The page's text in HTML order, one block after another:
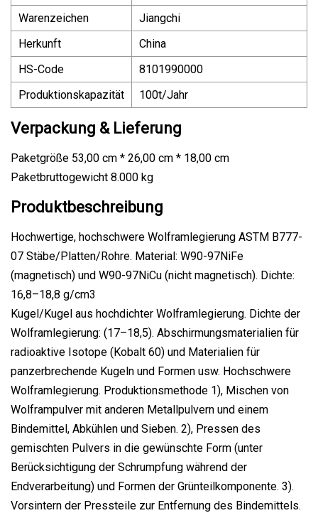
Warenzeichen
Jiangchi
Herkunft
China
HS-Code
8101990000
Produktionskapazität
100t/Jahr
Verpackung & Lieferung
Paketgröße 53,00 cm * 26,00 cm * 18,00 cm
Paketbruttogewicht 8.000 kg
Produktbeschreibung
Hochwertige, hochschwere Wolframlegierung ASTM B777-
07 Stäbe/Platten/Rohre. Material: W90-97NiFe
(magnetisch) und W90-97NiCu (nicht magnetisch). Dichte:
16,8–18,8 g/cm3
Kugel/Kugel aus hochdichter Wolframlegierung. Dichte der
Wolframlegierung: (17–18,5). Abschirmungsmaterialien für
radioaktive Isotope (Kobalt 60) und Materialien für
panzerbrechende Kugeln und Formen usw. Hochschwere
Wolframlegierung. Produktionsmethode 1), Mischen von
Wolframpulver mit anderen Metallpulvern und einem
Bindemittel, Abkühlen und Sieben. 2), Pressen des
gemischten Pulvers in die gewünschte Form (unter
Berücksichtigung der Schrumpfung während der
Endverarbeitung) und Formen der Grünteilkomponente. 3).
Vorsintern der Pressteile zur Entfernung des Bindemittels.